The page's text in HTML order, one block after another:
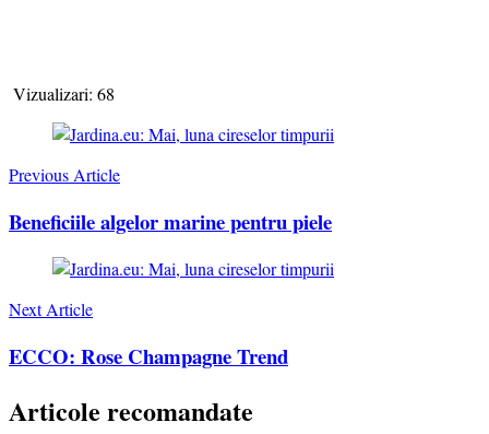
Vizualizari: 68
Post
Navigation
Previous Article
Beneficiile algelor marine pentru piele
Next Article
ECCO: Rose Champagne Trend
Articole recomandate